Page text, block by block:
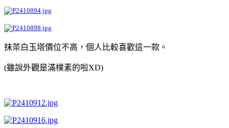
抹茶白玉塔價位不高，個人比較喜歡這一款。
(雖說外觀是滿樸素的啦XD)